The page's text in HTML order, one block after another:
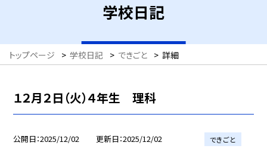
学校日記
トップページ > 学校日記 > できごと > 詳細
１２月２日（火）４年生 理科
公開日 2025/12/02 更新日 2025/12/02 できごと